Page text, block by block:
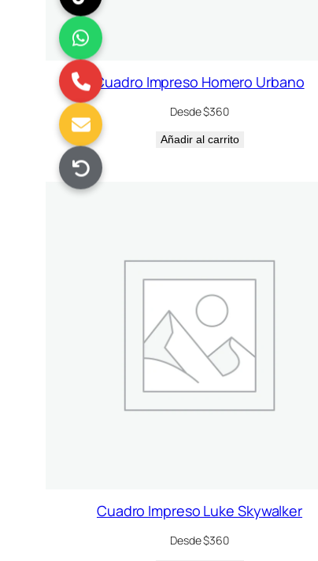
Cuadro Impreso Homero Urbano
Desde $360
Añadir al carrito
Cuadro Impreso Luke Skywalker
Desde $360